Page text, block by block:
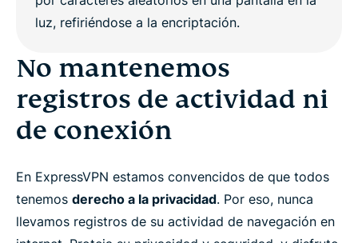
¿Cómo protege su privacidad una VPN?
ExpressVPN: la mejor VPN para su privacidad
Limitaciones de anonimato
¿Por qué usar la prueba de ExpressVPN?
Preguntas frecuentes
No mantenemos
registros de actividad ni
de conexión
En ExpressVPN estamos convencidos de que todos
tenemos derecho a la privacidad. Por eso, nunca
llevamos registros de su actividad de navegación en